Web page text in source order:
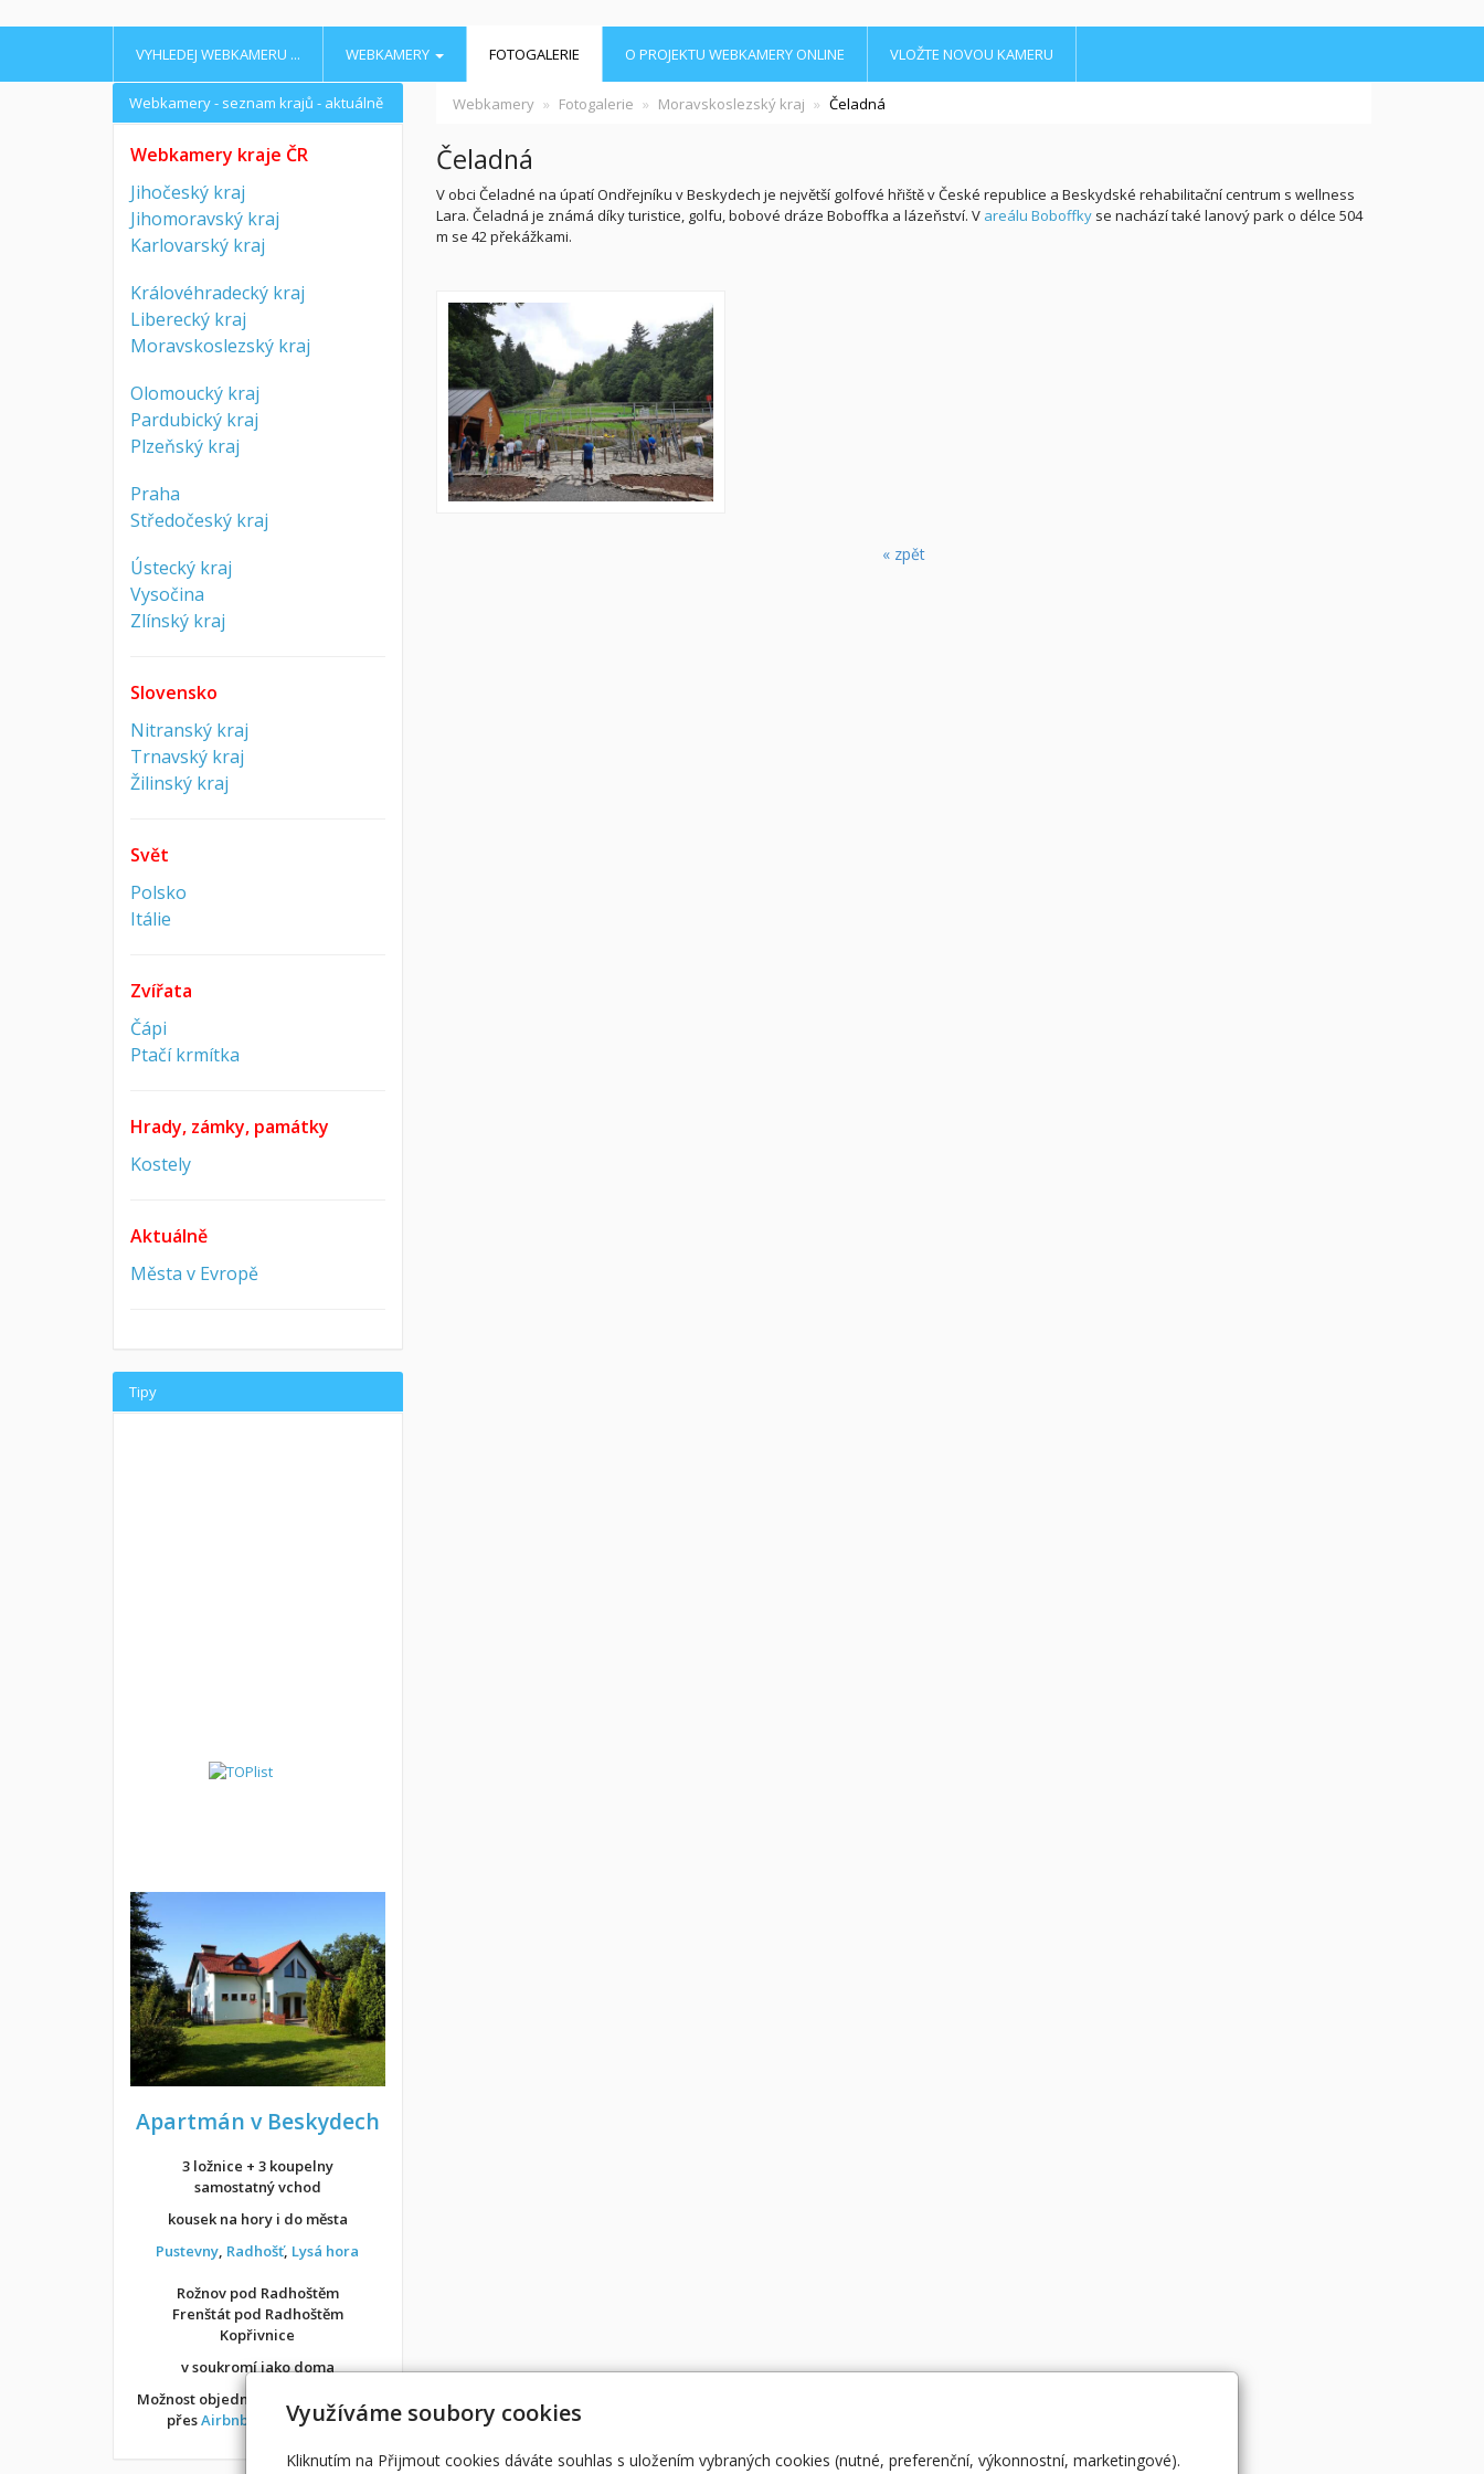
VYHLEDEJ WEBKAMERU ... WEBKAMERY FOTOGALERIE O PROJEKTU WEBKAMERY ONLINE VLOŽTE NOVOU KAMERU
Webkamery Fotogalerie Moravskoslezský kraj Čeladná
Čeladná
V obci Čeladné na úpatí Ondřejníku v Beskydech je největší golfové hřiště v České republice a Beskydské rehabilitační centrum s wellness
Lara. Čeladná je známá díky turistice, golfu, bobové dráze Boboffka a lázeňství. V areálu Boboffkyse nachází také lanový park o délce 504
m se 42 překážkami.
« zpět
Webkamery - seznam krajů - aktuálně
Webkamery kraje ČR
Jihočeský kraj
Jihomoravský kraj
Karlovarský kraj
Královéhradecký kraj
Liberecký kraj
Moravskoslezský kraj
Olomoucký kraj
Pardubický kraj
Plzeňský kraj
Praha
Středočeský kraj
Ústecký kraj
Vysočina
Zlínský kraj
Slovensko
Nitranský kraj
Trnavský kraj
Žilinský kraj
Svět
Polsko
Itálie
Zvířata
Čápi
Ptačí krmítka
Hrady, zámky, památky
Kostely
Aktuálně
Města v Evropě
Tipy
Apartmán v Beskydech
3 ložnice + 3 koupelny
samostatný vchod
kousek na hory i do města
Pustevny, Radhošť, Lysá hora
Rožnov pod Radhoštěm
Frenštát pod Radhoštěm
Kopřivnice
v soukromí jako doma
Možnost objednání ubytování také
přesAirbnb neboBooking
Využíváme soubory cookies
Kliknutím na Přijmout cookies dáváte souhlas s uložením vybraných cookies (nutné, preferenční, výkonnostní, marketingové).